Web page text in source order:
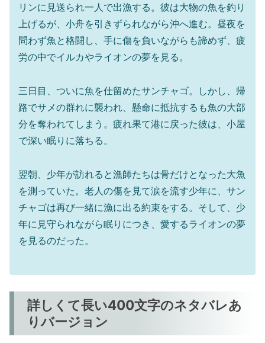
リンに見送られ一人で出漁する。彼は大物の魚を釣り
上げるが、小舟を引きずられながら沖へ進む。昼夜を
問わず魚と格闘し、手に傷を負いながらも諦めず、疲
労の中でイルカやライオンの夢を見る。
三日目、ついに魚を仕留めたサンチャゴ。しかし、帰
路でサメの群れに襲われ、懸命に抵抗するも魚の大部
分を奪われてしまう。疲れ果て港に戻った彼は、小屋
で深い眠りに落ちる。
翌朝、少年が訪れると漁師たちは骨だけとなった大魚
を測っていた。老人の傷を見て涙を流す少年に、サン
チャゴは再び一緒に漁に出る約束をする。そして、少
年に見守られながら眠りにつき、愛するライオンの夢
を見るのだった。
詳しくて長い400文字のネタバレあ
りバージョン